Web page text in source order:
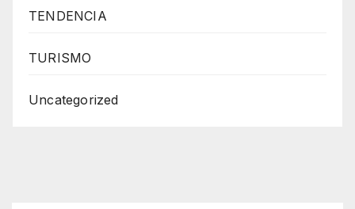
TENDENCIA
TURISMO
Uncategorized